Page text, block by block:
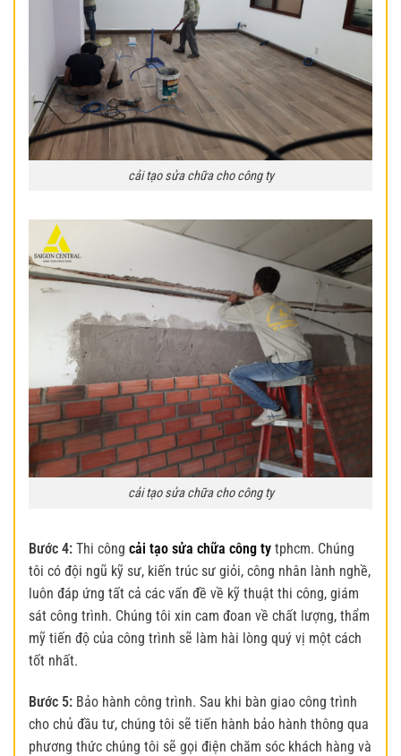
cải tạo sửa chữa cho công ty
cải tạo sửa chữa cho công ty
Bước 4: Thi công cải tạo sửa chữa công ty tphcm. Chúng
tôi có đội ngũ kỹ sư, kiến trúc sư giỏi, công nhân lành nghề,
luôn đáp ứng tất cả các vấn đề về kỹ thuật thi công, giám
sát công trình. Chúng tôi xin cam đoan về chất lượng, thẩm
mỹ tiến độ của công trình sẽ làm hài lòng quý vị một cách
tốt nhất.
Bước 5: Bảo hành công trình. Sau khi bàn giao công trình
cho chủ đầu tư, chúng tôi sẽ tiến hành bảo hành thông qua
phương thức chúng tôi sẽ gọi điện chăm sóc khách hàng và